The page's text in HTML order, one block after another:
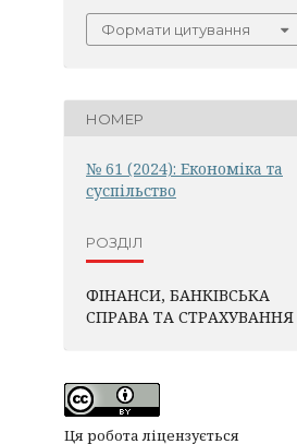
Формати цитування
НОМЕР
№ 61 (2024): Економіка та
суспільство
РОЗДІЛ
ФІНАНСИ, БАНКІВСЬКА
СПРАВА ТА СТРАХУВАННЯ
Ця робота ліцензується